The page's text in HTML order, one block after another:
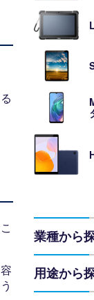
業種から
用途から